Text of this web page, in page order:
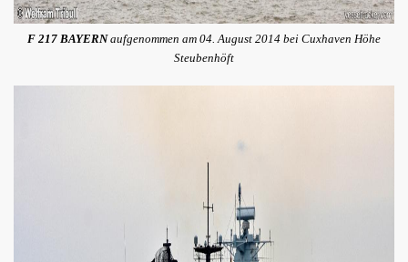
F 217 BAYERNaufgenommen am 04. August 2014 bei Cuxhaven Höhe
Steubenhöft